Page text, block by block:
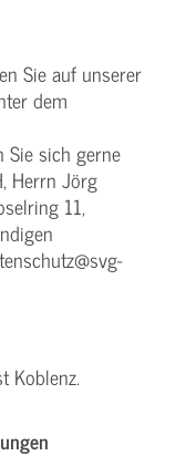
Sie auf unserer
dem
Sie sich gerne
Herrn Jörg
11,
Koblenz.